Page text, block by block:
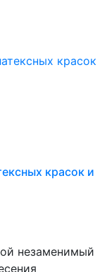
красок и
незаменимый